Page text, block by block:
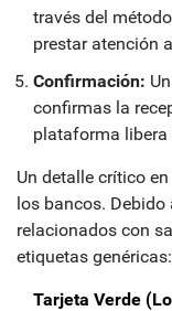
través del
prestar atención
Confirmación:
confirmas la
plataforma libera
Un detalle crítico
los bancos.
relacionados con
etiquetas genéricas:
Tarjeta Verde